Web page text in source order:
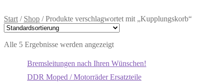
Start / Shop /Produkte verschlagwortet mit „Kupplungskorb“
Alle 5 Ergebnisse werden angezeigt
Bremsleitungen nach Ihren Wünschen!
DDR Moped / Motorräder Ersatzteile